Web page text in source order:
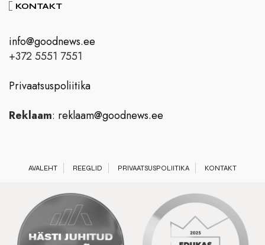
KONTAKT
info@goodnews.ee
+372 5551 7551
Privaatsuspoliitika
Reklaam: reklaam@goodnews.ee
AVALEHT REEGLID PRIVAATSUSPOLIITIKA KONTAKT